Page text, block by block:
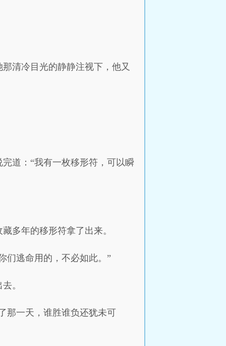
清冷目光的静静注视下，他又
道：“我有一枚移形符，可以瞬
多年的移形符拿了出来。
们逃命用的，不必如此。”
。
那一天，谁胜谁负还犹未可